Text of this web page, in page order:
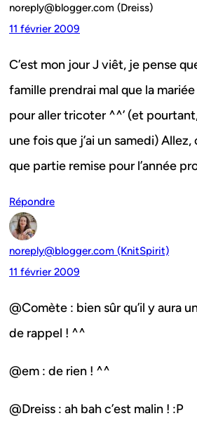
noreply@blogger.com (Dreiss)
11 février 2009
C’est mon jour J viêt, je pense
famille prendrai mal que la mariée
pour aller tricoter ^^’ (et
une fois que j’ai un samedi) Allez,
que partie remise pour l’année
Répondre
noreply@blogger.com (KnitSpirit)
11 février 2009
@Comète : bien sûr qu’il y aura
de rappel ! ^^
@em : de rien ! ^^
@Dreiss : ah bah c’est malin ! :P